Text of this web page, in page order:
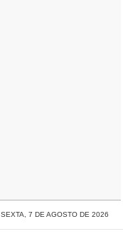
SEXTA, 7 DE AGOSTO DE 2026